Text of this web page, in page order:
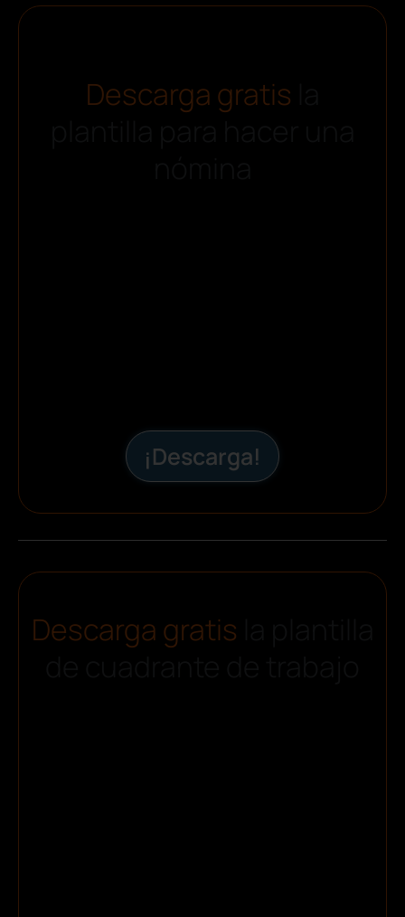
Descarga gratis
¡Descarga!
Descarga gratis